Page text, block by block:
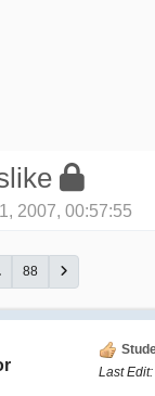
2007, 00:57:55
88
Last Edit: